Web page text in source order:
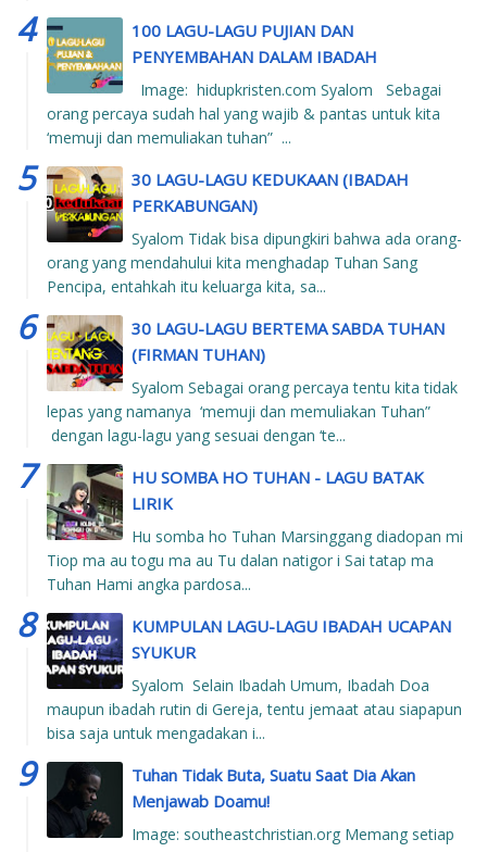
100 LAGU-LAGU PUJIAN DAN
PENYEMBAHAN DALAM IBADAH
Image: hidupkristen.com Syalom Sebagai
orang percaya sudah hal yang wajib & pantas untuk kita
‘memuji dan memuliakan tuhan” ...
30 LAGU-LAGU KEDUKAAN (IBADAH
PERKABUNGAN)
Syalom Tidak bisa dipungkiri bahwa ada orang-
orang yang mendahului kita menghadap Tuhan Sang
Pencipa, entahkah itu keluarga kita, sa...
30 LAGU-LAGU BERTEMA SABDA TUHAN
(FIRMAN TUHAN)
Syalom Sebagai orang percaya tentu kita tidak
lepas yang namanya ‘memuji dan memuliakan Tuhan”
dengan lagu-lagu yang sesuai dengan ‘te...
HU SOMBA HO TUHAN - LAGU BATAK
LIRIK
Hu somba ho Tuhan Marsinggang diadopan mi
Tiop ma au togu ma au Tu dalan natigor i Sai tatap ma
Tuhan Hami angka pardosa...
KUMPULAN LAGU-LAGU IBADAH UCAPAN
SYUKUR
Syalom Selain Ibadah Umum, Ibadah Doa
maupun ibadah rutin di Gereja, tentu jemaat atau siapapun
bisa saja untuk mengadakan i...
Tuhan Tidak Buta, Suatu Saat Dia Akan
Menjawab Doamu!
Image: southeastchristian.org Memang setiap